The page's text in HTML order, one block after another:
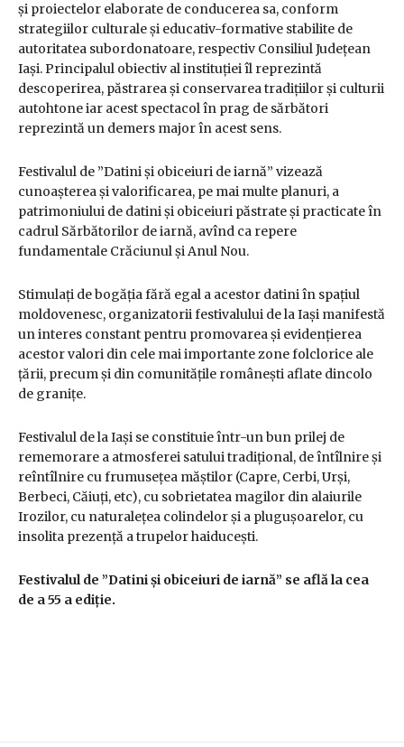
și proiectelor elaborate de conducerea sa, conform
strategiilor culturale și educativ-formative stabilite de
autoritatea subordonatoare, respectiv Consiliul Județean
Iași. Principalul obiectiv al instituției îl reprezintă
descoperirea, păstrarea și conservarea tradițiilor și culturii
autohtone iar acest spectacol în prag de sărbători
reprezintă un demers major în acest sens.
Festivalul de ”Datini și obiceiuri de iarnă” vizează
cunoaşterea şi valorificarea, pe mai multe planuri, a
patrimoniului de datini şi obiceiuri păstrate şi practicate în
cadrul Sărbătorilor de iarnă, avînd ca repere
fundamentale Crăciunul şi Anul Nou.
Stimulaţi de bogăţia fără egal a acestor datini în spaţiul
moldovenesc, organizatorii festivalului de la Iaşi manifestă
un interes constant pentru promovarea şi evidenţierea
acestor valori din cele mai importante zone folclorice ale
ţării, precum şi din comunităţile româneşti aflate dincolo
de graniţe.
Festivalul de la Iaşi se constituie într-un bun prilej de
rememorare a atmosferei satului tradiţional, de întîlnire şi
reîntîlnire cu frumuseţea măştilor (Capre, Cerbi, Urşi,
Berbeci, Căiuţi, etc), cu sobrietatea magilor din alaiurile
Irozilor, cu naturaleţea colindelor şi a pluguşoarelor, cu
insolita prezenţă a trupelor haiduceşti.
Festivalul de ”Datini și obiceiuri de iarnă” se află la cea
de a 55 a ediție.